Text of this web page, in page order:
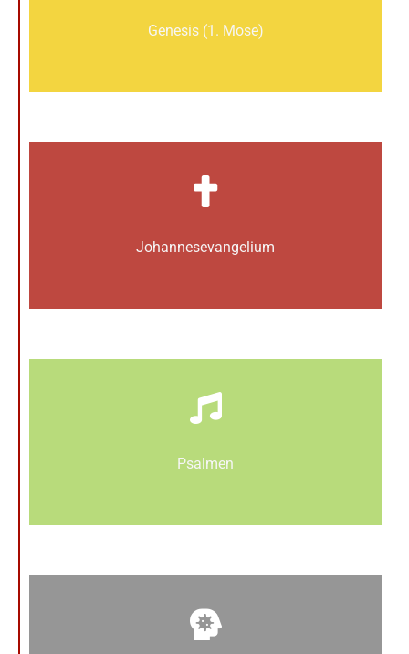
Genesis (1. Mose)
Johannes­­evangelium
Psalmen